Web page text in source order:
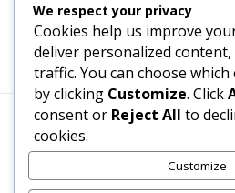
Add to Wishlist
Termeni, Condiții & Protecția
We respect your privacy
Cookies help us improve
deliver personalized content,
traffic. You can choose
by clicking Customize. Click
consent or Reject All to
cookies.
Customize